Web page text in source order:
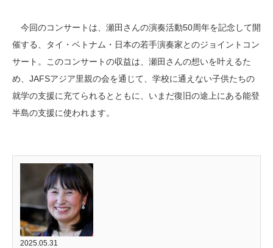
今回のコンサートは、瀬田さんの演奏活動50周年を記念して開
催する、タイ・ベトナム・日本の若手演奏家とのジョイントコン
サート。このコンサートの収益は、瀬田さんの想いを叶えるた
め、JAFSアジア里親の会を通じて、学校に通えない子供たちの
就学の支援に充てられるとともに、いまだ復旧の途上にある能登
半島の支援に使われます。
2025.05.31